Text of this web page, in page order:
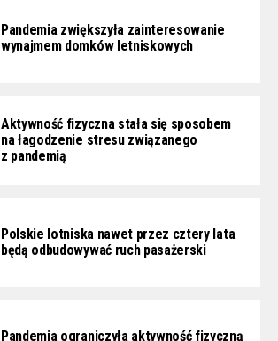
Pandemia zwiększyła zainteresowanie
wynajmem domków letniskowych
Aktywność fizyczna stała się sposobem
na łagodzenie stresu związanego
z pandemią
Polskie lotniska nawet przez cztery lata
będą odbudowywać ruch pasażerski
Pandemia ograniczyła aktywność fizyczną